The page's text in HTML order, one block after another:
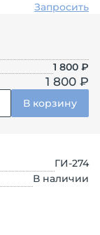
Запросить
1 800 ₽
1 800 ₽
В корзину
ГИ-274
В наличии